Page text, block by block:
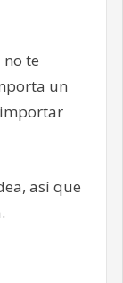
no te
un
importar
así que